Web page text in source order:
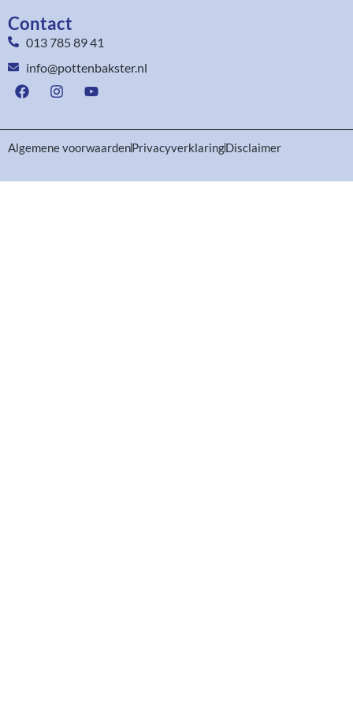
Contact
013 785 89 41
info@pottenbakster.nl
Algemene voorwaardenPrivacyverklaringDisclaimer